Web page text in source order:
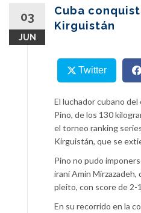
03
JUN
Cuba
Kirguistán
Twitter
El luchador cubano
Pino, de los 130
el torneo ranking
Kirguistán, que se
Pino no pudo
iraní Amin
pleito, con score de 2-
En su recorrido en la